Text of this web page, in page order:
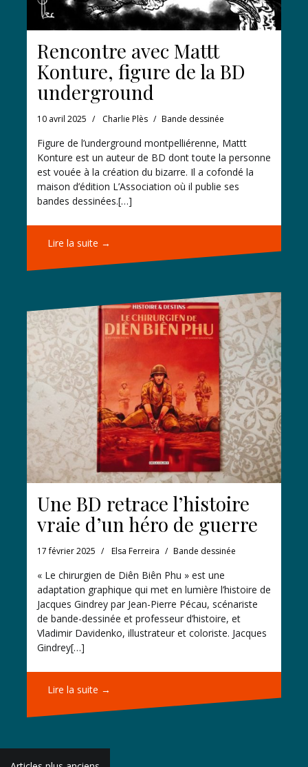
Rencontre avec Mattt
Konture, figure de la BD
underground
10 avril 2025 Charlie Plès Bande dessinée
Figure de l’underground montpelliérenne, Mattt
Konture est un auteur de BD dont toute la personne
est vouée à la création du bizarre. Il a cofondé la
maison d’édition L’Association où il publie ses
bandes dessinées.[…]
Lire la suite →
Une BD retrace l’histoire
vraie d’un héro de guerre
17 février 2025 Elsa Ferreira Bande dessinée
« Le chirurgien de Diên Biên Phu » est une
adaptation graphique qui met en lumière l’histoire de
Jacques Gindrey par Jean-Pierre Pécau, scénariste
de bande-dessinée et professeur d’histoire, et
Vladimir Davidenko, illustrateur et coloriste. Jacques
Gindrey[…]
Lire la suite →
Navigation